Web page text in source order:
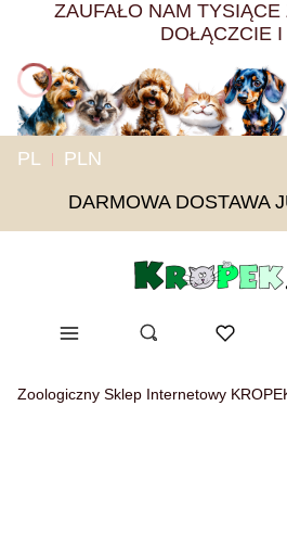
ZAUFAŁO NAM
DOŁĄCZCIE I
PL PLN
DARMOWA DOSTAWA
Menu Otwórz
Szukaj Ulubione
Zoologiczny Sklep Internetowy